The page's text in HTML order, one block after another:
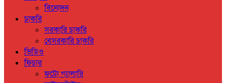
বিনোদন
চাকরি
সরকারি চাকরি
বেসরকারি চাকরি
ভিডিও
ফিচার
ফটো গ্যালারি